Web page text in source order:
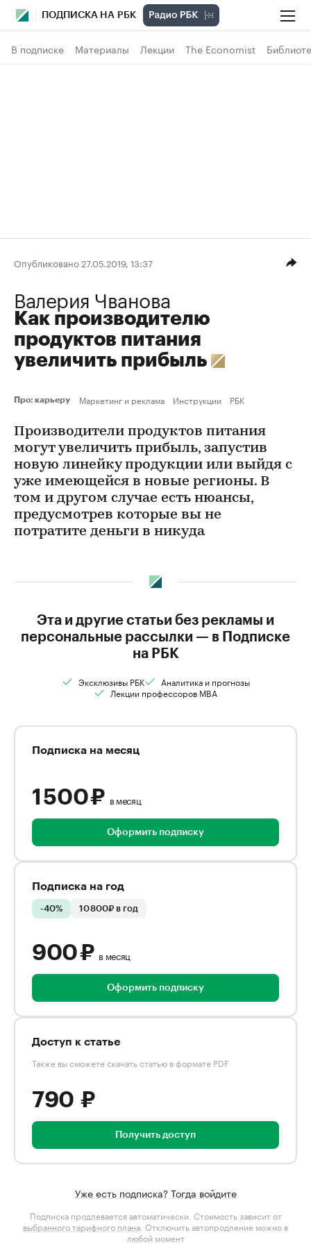
ПОДПИСКА НА РБК
В подписке Материалы Лекции The Economist
Опубликовано 27.05.2019, 13:37
Валерия Чванова
Как производителю
продуктов питания
увеличить прибыль
Про: карьеру Маркетинг и реклама Инструкции РБК
Производители продуктов питания
могут увеличить прибыль, запустив
новую линейку продукции или выйдя с
уже имеющейся в новые регионы. В
том и другом случае есть нюансы,
предусмотрев которые вы не
потратите деньги в никуда
Эта и другие статьи без рекламы и
персональные рассылки — в Подписке
на РБК
Эксклюзивы РБК
Аналитика и прогнозы
Лекции профессоров MBA
Подписка на месяц
1 500 ₽ в месяц
Оформить подписку
Подписка на год
-40% 10 800₽ в год
900 ₽ в месяц
Оформить подписку
Доступ к статье
Также вы сможете скачать статью в формате PDF
790 ₽
Получить доступ
Уже есть подписка? Тогда войдите
Подписка продлевается автоматически. Стоимость зависит от
выбранного тарифного плана . Отключить автопродление можно в
любой момент